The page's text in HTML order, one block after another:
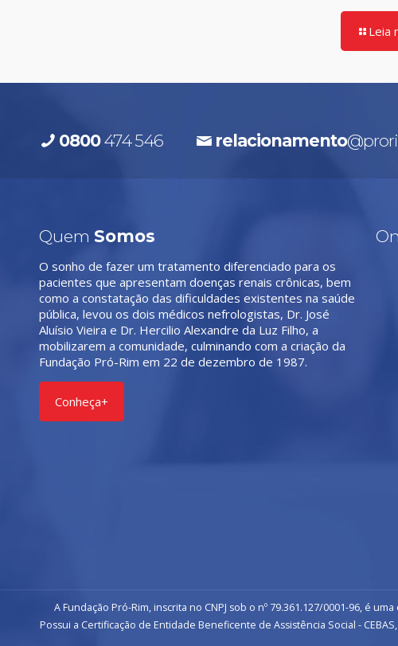
Leia
0800474 546 relacionamento
Quem Somos
O sonho de fazer um tratamento diferenciado para os
pacientes que apresentam doenças renais crônicas, bem
como a constatação das dificuldades existentes na saúde
pública, levou os dois médicos nefrologistas, Dr. José
Aluísio Vieira e Dr. Hercilio Alexandre da Luz Filho, a
mobilizarem a comunidade, culminando com a criação da
Fundação Pró-Rim em 22 de dezembro de 1987.
Conheça+
A Fundação Pró-Rim, inscrita no CNPJ sob o nº 79.361.127/0001-96, é
Possui a Certificação de Entidade Beneficente de Assistência Social -